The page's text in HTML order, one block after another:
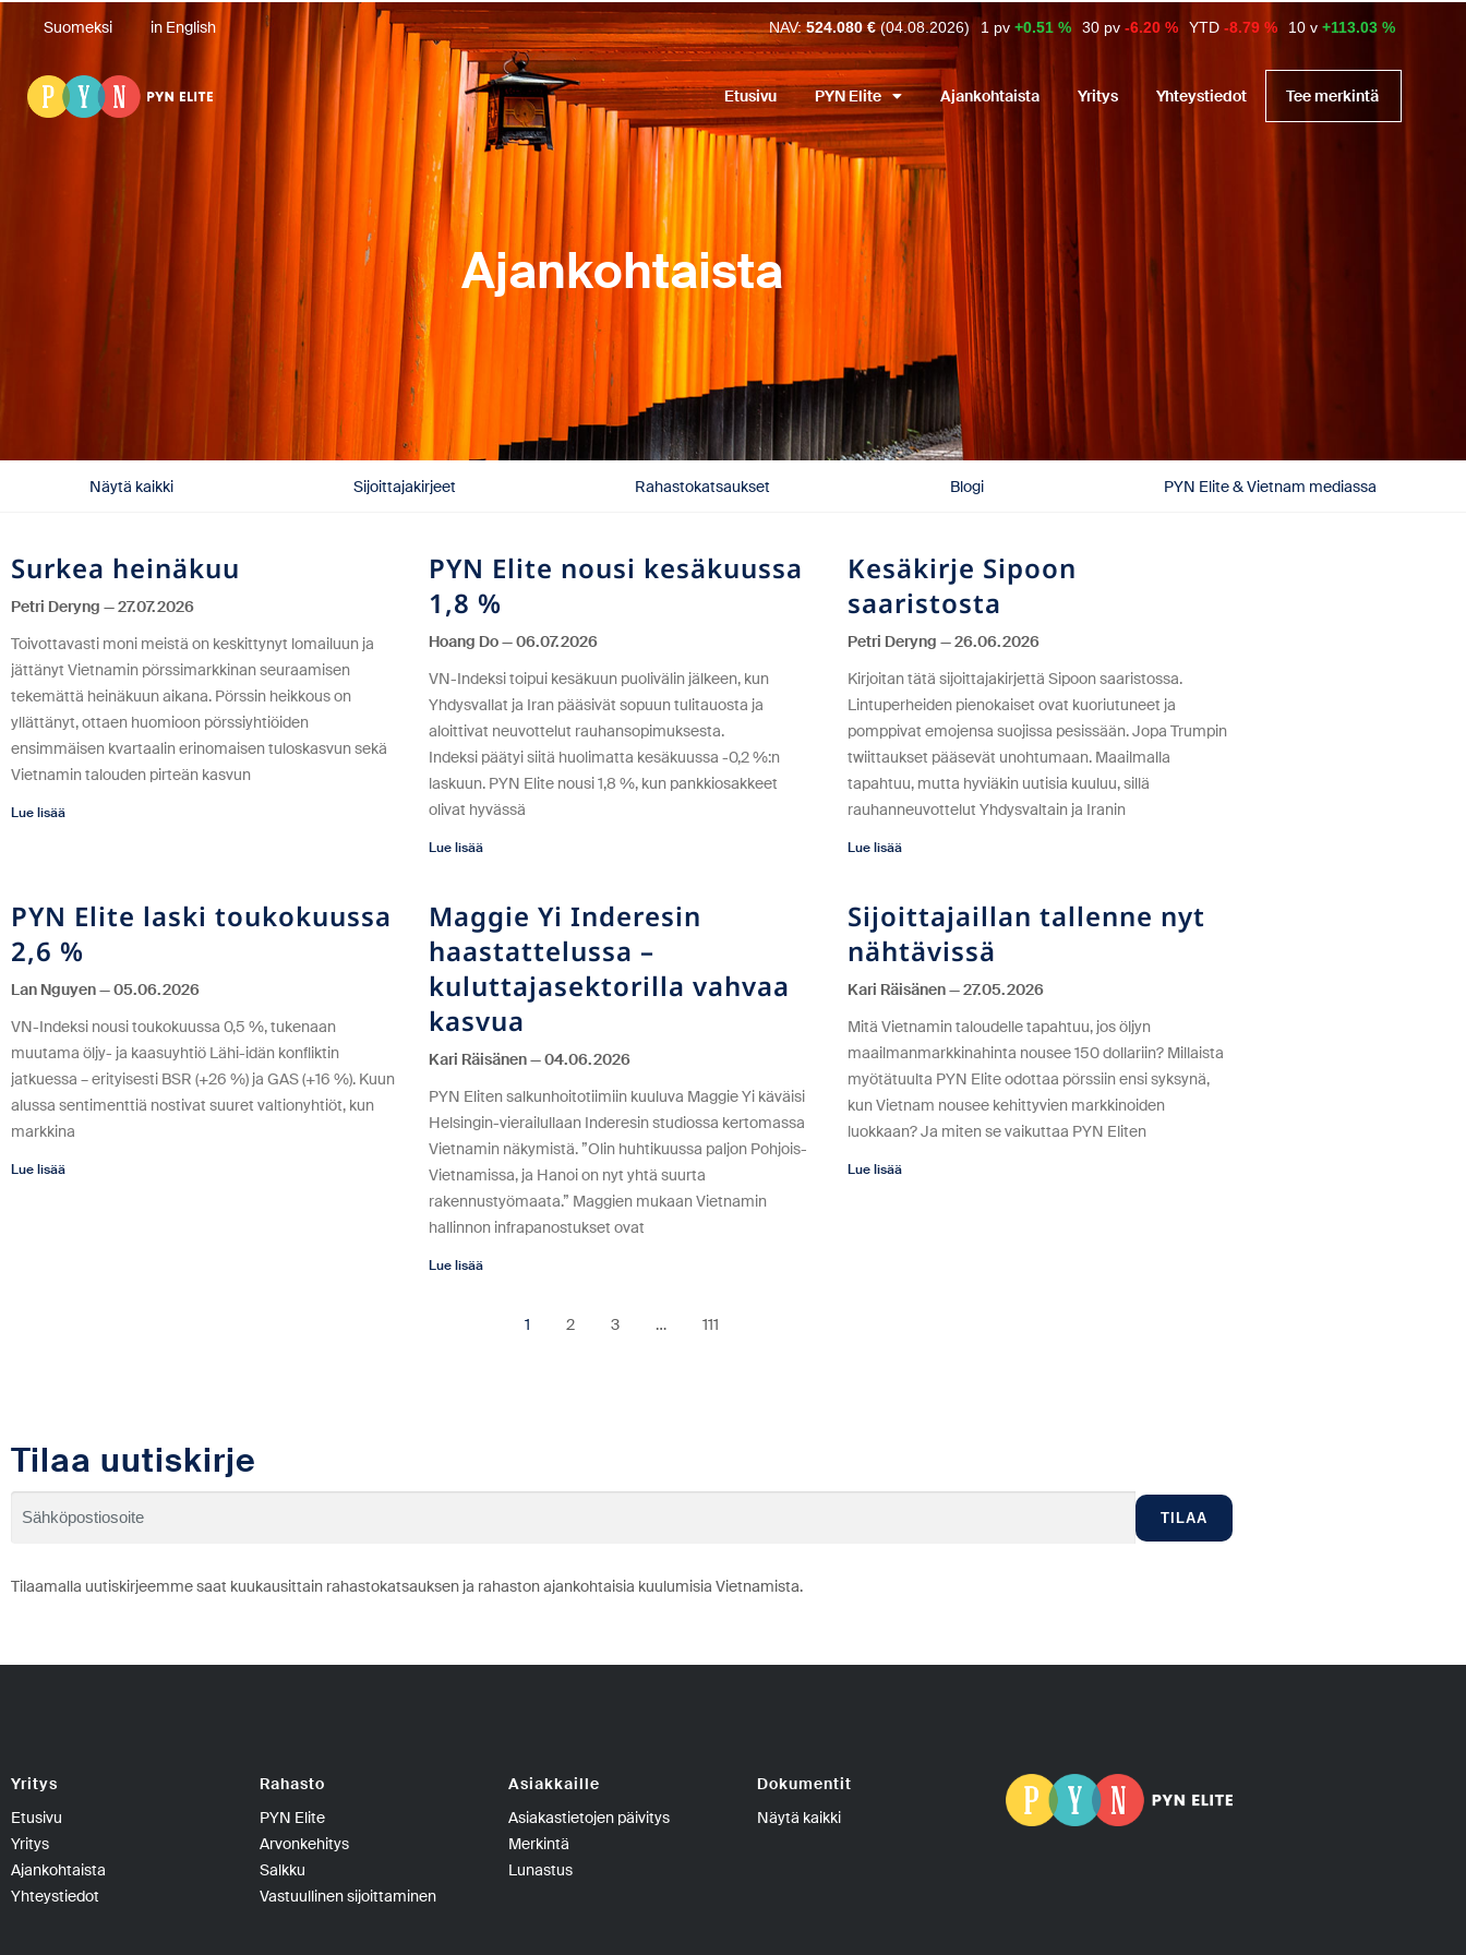
Suomeksi in English NAV: 524.080 € (04.08.2026) 1 pv +0.51 % 30 pv -6.20 % YTD -8.79 % 10 v +113.03 %
Etusivu PYN Elite Ajankohtaista Yritys Yhteystiedot Tee merkintä
Ajankohtaista
Näytä kaikki Sijoittajakirjeet Rahastokatsaukset Blogi PYN Elite & Vietnam mediassa
Surkea heinäkuu
Petri Deryng
27.07.2026
Toivottavasti moni meistä on keskittynyt lomailuun ja
jättänyt Vietnamin pörssimarkkinan seuraamisen
tekemättä heinäkuun aikana. Pörssin heikkous on
yllättänyt, ottaen huomioon pörssiyhtiöiden
ensimmäisen kvartaalin erinomaisen tuloskasvun sekä
Vietnamin talouden pirteän kasvun
Lue lisää
PYN Elite nousi kesäkuussa
1,8 %
Hoang Do
06.07.2026
VN-Indeksi toipui kesäkuun puolivälin jälkeen, kun
Yhdysvallat ja Iran pääsivät sopuun tulitauosta ja
aloittivat neuvottelut rauhansopimuksesta.
Indeksi päätyi siitä huolimatta kesäkuussa -0,2 %:n
laskuun. PYN Elite nousi 1,8 %, kun pankkiosakkeet
olivat hyvässä
Lue lisää
Kesäkirje Sipoon
saaristosta
Petri Deryng
26.06.2026
Kirjoitan tätä sijoittajakirjettä Sipoon saaristossa.
Lintuperheiden pienokaiset ovat kuoriutuneet ja
pomppivat emojensa suojissa pesissään. Jopa Trumpin
twiittaukset pääsevät unohtumaan. Maailmalla
tapahtuu, mutta hyviäkin uutisia kuuluu, sillä
rauhanneuvottelut Yhdysvaltain ja Iranin
Lue lisää
PYN Elite laski toukokuussa
2,6 %
Lan Nguyen
05.06.2026
VN-Indeksi nousi toukokuussa 0,5 %, tukenaan
muutama öljy- ja kaasuyhtiö Lähi-idän konfliktin
jatkuessa – erityisesti BSR (+26 %) ja GAS (+16 %). Kuun
alussa sentimenttiä nostivat suuret valtionyhtiöt, kun
markkina
Lue lisää
Maggie Yi Inderesin
haastattelussa –
kuluttajasektorilla vahvaa
kasvua
Kari Räisänen
04.06.2026
PYN Eliten salkunhoitotiimiin kuuluva Maggie Yi käväisi
Helsingin-vierailullaan Inderesin studiossa kertomassa
Vietnamin näkymistä. ”Olin huhtikuussa paljon Pohjois-
Vietnamissa, ja Hanoi on nyt yhtä suurta
rakennustyömaata.” Maggien mukaan Vietnamin
hallinnon infrapanostukset ovat
Lue lisää
Sijoittajaillan tallenne nyt
nähtävissä
Kari Räisänen
27.05.2026
Mitä Vietnamin taloudelle tapahtuu, jos öljyn
maailmanmarkkinahinta nousee 150 dollariin? Millaista
myötätuulta PYN Elite odottaa pörssiin ensi syksynä,
kun Vietnam nousee kehittyvien markkinoiden
luokkaan? Ja miten se vaikuttaa PYN Eliten
Lue lisää
1 2 3 … 111
Tilaa uutiskirje
Tilaamalla uutiskirjeemme saat kuukausittain rahastokatsauksen ja rahaston ajankohtaisia kuulumisia Vietnamista.
Yritys
Etusivu
Yritys
Ajankohtaista
Yhteystiedot
Rahasto
PYN Elite
Arvonkehitys
Salkku
Vastuullinen sijoittaminen
Asiakkaille
Asiakastietojen päivitys
Merkintä
Lunastus
Dokumentit
Näytä kaikki